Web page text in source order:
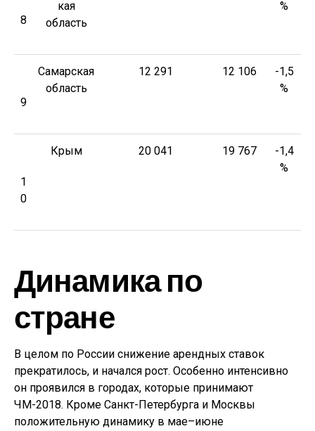
8
кая
область
%
9
Самарская
область
12 291 12 106
-1,5
%
1
0
Крым 20 041 19 767
-1,4
%
Динамика по
стране
В целом по России снижение арендных ставок
прекратилось, и начался рост. Особенно интенсивно
он проявился в городах, которые принимают
ЧМ-2018. Кроме Санкт-Петербурга и Москвы
положительную динамику в мае–июне